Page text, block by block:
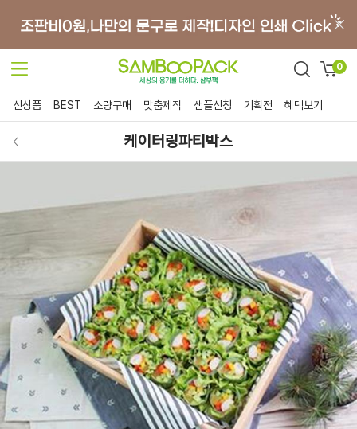
0
신상품 BEST 소량구매 맞춤제작 샘플신청 기획전 혜택보기
케이터링파티박스